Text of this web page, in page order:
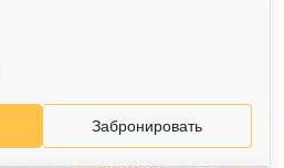
Забронировать